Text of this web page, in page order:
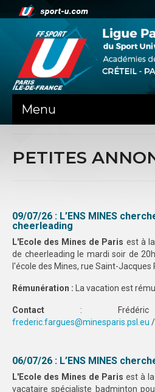
Menu
LA LIFSU
SPORTS CO
SPORTS IND
COMMUNICATION
PHOTOTHÈQUE
VIDÉOTHÈQUE
LABELLISATIONS
PETITES
09/07/26 : L’ENS MINES
cheerleading
L'Ecole des Mines de Paris est à
de cheerleading le mardi soir de
l'école des Mines, rue Saint-Jacques
Rémunération : La vacation est
Contact : Frédéric
frederic.fargues@minesparis.psl.eu
06/07/26 : L’ENS MINES
L'Ecole des Mines de Paris est à
vacataire spécialiste badminton